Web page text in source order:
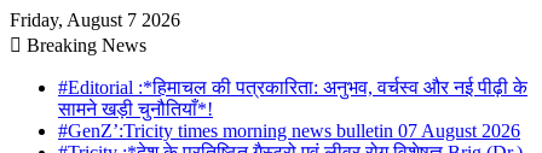
Friday, August 7 2026
Breaking News
#Editorial :*हिमाचल की पत्रकारिता: अनुभव, वर्चस्व और नई पीढ़ी के
सामने खड़ी चुनौतियाँ*!
#GenZ’:Tricity times morning news bulletin 07 August 2026